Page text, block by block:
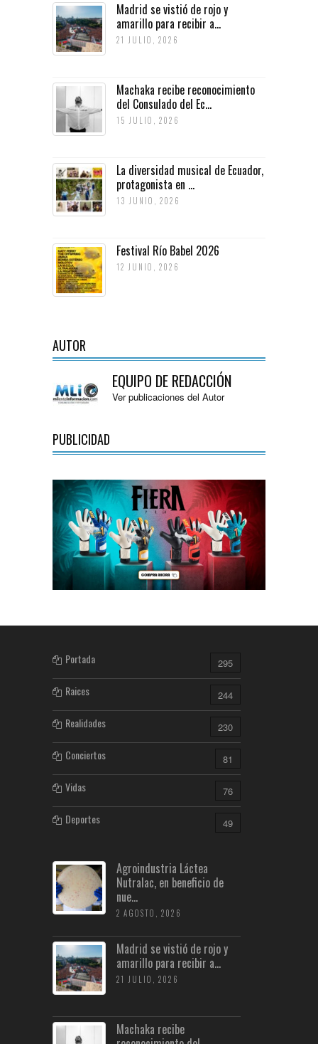
Madrid se vistió de rojo y
amarillo para recibir a...
21 JULIO, 2026
Machaka recibe reconocimiento
del Consulado del Ec...
15 JULIO, 2026
La diversidad musical de Ecuador,
protagonista en ...
13 JUNIO, 2026
Festival Río Babel 2026
12 JUNIO, 2026
AUTOR
EQUIPO DE REDACCIÓN
Ver publicaciones del Autor
PUBLICIDAD
Portada 295
Raices 244
Realidades 230
Conciertos 81
Vidas 76
Deportes 49
Agroindustria Láctea
Nutralac, en beneficio de
nue...
2 AGOSTO, 2026
Madrid se vistió de rojo y
amarillo para recibir a...
21 JULIO, 2026
Machaka recibe